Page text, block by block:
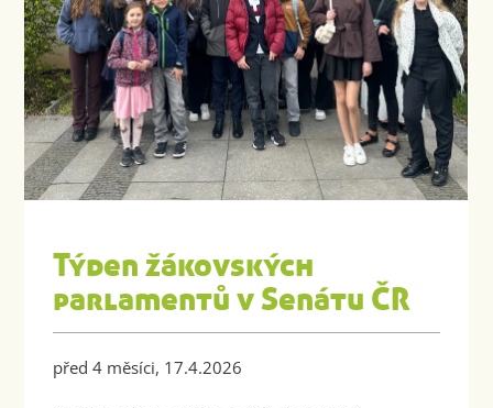
Týden žákovských
parlamentů v Senátu ČR
před 4 měsíci, 17.4.2026